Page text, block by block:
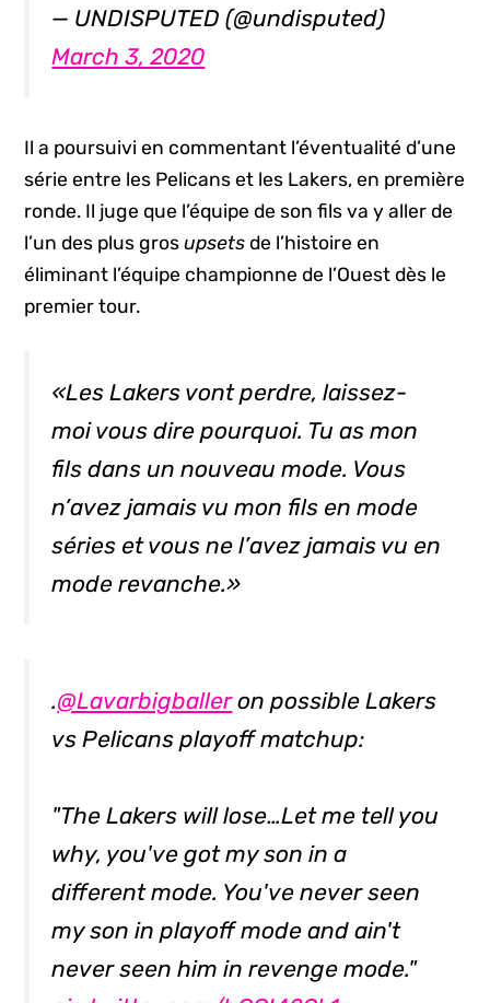
— UNDISPUTED (@undisputed)
March 3, 2020
Il a poursuivi en commentant l’éventualité d’une
série entre les Pelicans et les Lakers, en première
ronde. Il juge que l’équipe de son fils va y aller de
l’un des plus grosupsetsde l’histoire en
éliminant l’équipe championne de l’Ouest dès le
premier tour.
«Les Lakers vont perdre, laissez-
moi vous dire pourquoi. Tu as mon
fils dans un nouveau mode. Vous
n’avez jamais vu mon fils en mode
séries et vous ne l’avez jamais vu en
mode revanche.»
.@Lavarbigballeron possible Lakers
vs Pelicans playoff matchup:
"The Lakers will lose…Let me tell you
why, you've got my son in a
different mode. You've never seen
my son in playoff mode and ain't
never seen him in revenge mode."